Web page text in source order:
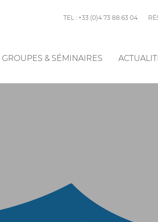
TEL : +33 (0)4 73 88 63 04
GROUPES & SÉMINAIRES